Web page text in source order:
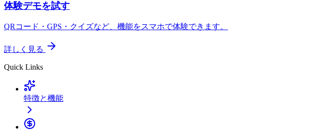
体験デモを試す
QRコード・GPS・クイズなど、機能をスマホで体験できます。
詳しく見る
Quick Links
特徴と機能